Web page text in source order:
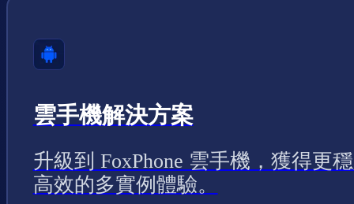
雲手機解決方案
升級到 FoxPhone 雲手機，獲得更
高效的多實例體驗。